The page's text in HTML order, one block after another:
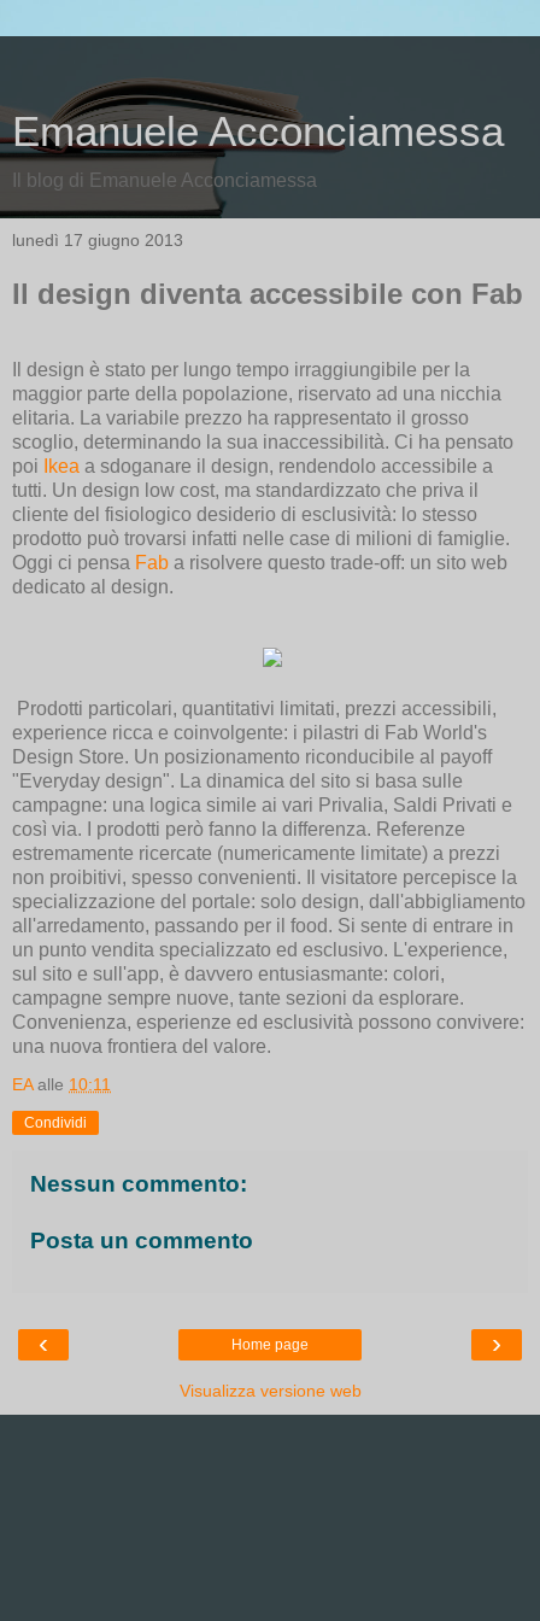
Emanuele Acconciamessa
Il blog di Emanuele Acconciamessa
lunedì 17 giugno 2013
Il design diventa accessibile con Fab
Il design è stato per lungo tempo irraggiungibile per la
maggior parte della popolazione, riservato ad una nicchia
elitaria. La variabile prezzo ha rappresentato il grosso
scoglio, determinando la sua inaccessibilità. Ci ha pensato
poi
Ikea a sdoganare il design, rendendolo accessibile a
tutti. Un design low cost, ma standardizzato che priva il
cliente del fisiologico desiderio di esclusività: lo stesso
prodotto può trovarsi infatti nelle case di milioni di famiglie.
Oggi ci pensa Fab a risolvere questo trade-off: un sito web
dedicato al design.
Prodotti particolari, quantitativi limitati, prezzi accessibili,
experience ricca e coinvolgente: i pilastri di Fab World's
Design Store. Un posizionamento riconducibile al payoff
"Everyday design". La dinamica del sito si basa sulle
campagne: una logica simile ai vari Privalia, Saldi Privati e
così via. I prodotti però fanno la differenza. Referenze
estremamente ricercate (numericamente limitate) a prezzi
non proibitivi, spesso convenienti. Il visitatore percepisce la
specializzazione del portale: solo design, dall'abbigliamento
all'arredamento, passando per il food. Si sente di entrare in
un punto vendita specializzato ed esclusivo. L'experience,
sul sito e sull'app, è davvero entusiasmante: colori,
campagne sempre nuove, tante sezioni da esplorare.
Convenienza, esperienze ed esclusività possono convivere:
una nuova frontiera del valore.
EA alle 10:11
Condividi
Nessun commento:
Posta un commento
‹ ›
Home page
Visualizza versione web